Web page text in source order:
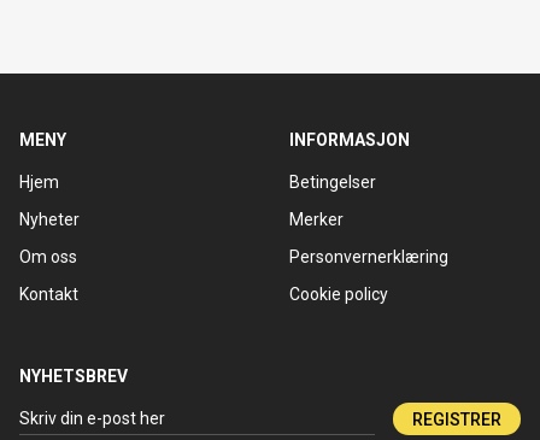
MENY
Hjem
Nyheter
Om oss
Kontakt
INFORMASJON
Betingelser
Merker
Personvernerklæring
Cookie policy
NYHETSBREV
REGISTRER